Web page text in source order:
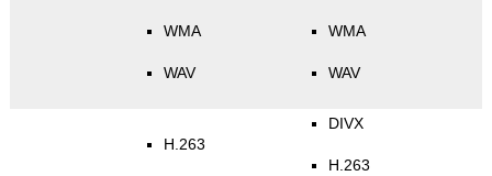
WMA
WAV
WMA
WAV
H.263
DIVX
H.263